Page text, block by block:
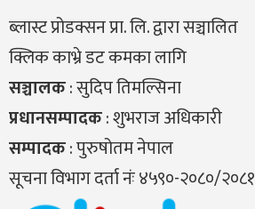
ब्लास्ट प्रोडक्सन प्रा. लि. द्वारा सञ्चालित
क्लिक काभ्रे डट कमका लागि
सञ्चालक: सुदिप तिमल्सिना
प्रधानसम्पादक: शुभराज अधिकारी
सम्पादक: पुरुषोतम नेपाल
सूचना विभाग दर्ता नंः ४५९०-२०८०/२०८१